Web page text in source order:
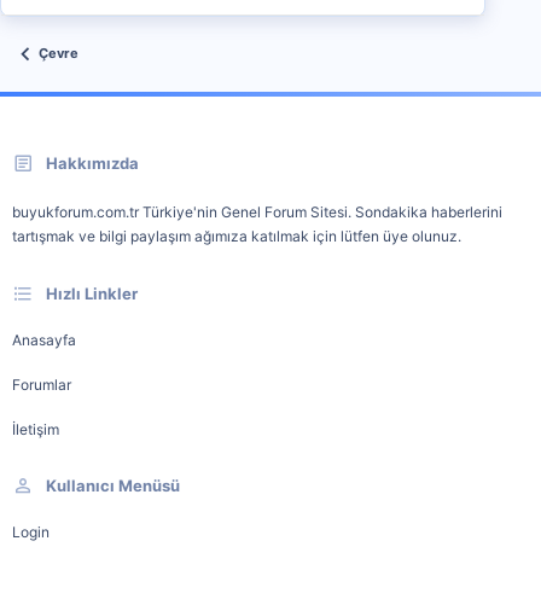
Çevre
Hakkımızda
buyukforum.com.tr Türkiye'nin Genel Forum Sitesi. Sondakika haberlerini
tartışmak ve bilgi paylaşım ağımıza katılmak için lütfen üye olunuz.
Hızlı Linkler
Anasayfa
Forumlar
İletişim
Kullanıcı Menüsü
Login